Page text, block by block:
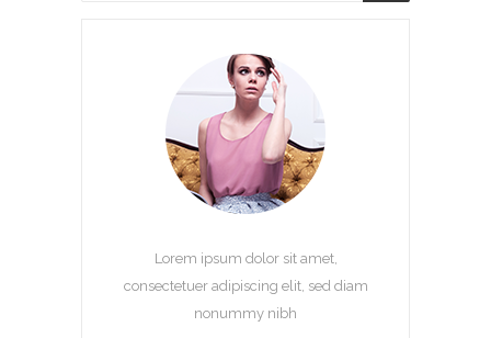
Lorem ipsum dolor sit amet,
consectetuer adipiscing elit, sed diam
nonummy nibh